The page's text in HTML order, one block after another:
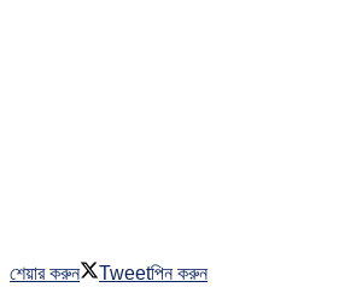
শেয়ার করুন Tweetপিন করুন